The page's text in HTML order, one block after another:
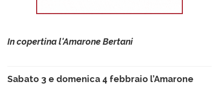
In copertina l'Amarone Bertani
Sabato 3 e domenica 4 febbraio l’Amarone